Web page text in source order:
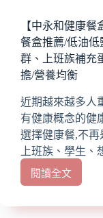
火
烤
兩
吃/
一
小
火
鍋/
精
鍋
涮
【中永和健康
餐盒推薦/低油低
群、上班族補充
擔/營養均衡
近期越來越多人
有健康概念的健
選擇健康餐,不再
上班族、學生
閱讀全文
【中
和